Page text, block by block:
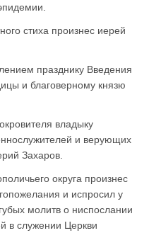
стиха произнес иерей
празднику Введения
и благоверному князю
владыку
и верующих
Захаров.
округа произнес
и испросил у
молитв о ниспослании
в служении Церкви